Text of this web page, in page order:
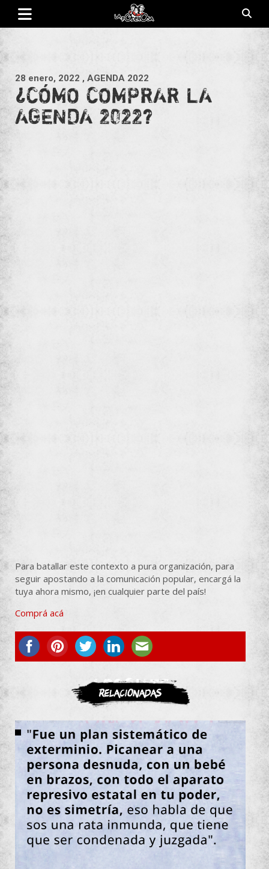
Saltar
contenido
28 enero, 2022 , AGENDA 2022
¿CÓMO COMPRAR LA
AGENDA 2022?
Para batallar este contexto a pura organización, para
seguir apostando a la comunicación popular, encargá la
tuya ahora mismo, ¡en cualquier parte del país!
Comprá acá
ASOCIATE
Relacionadas